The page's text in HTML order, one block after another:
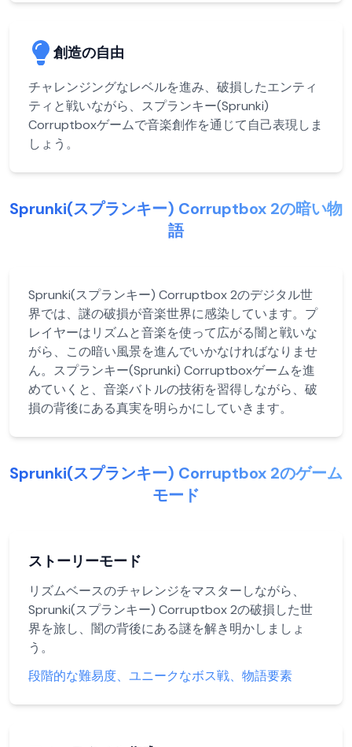
創造の自由
チャレンジングなレベルを進み、破損したエンティ
ティと戦いながら、スプランキー(Sprunki)
Corruptboxゲームで音楽創作を通じて自己表現しま
しょう。
Sprunki(スプランキー) Corruptbox 2の暗い物
語
Sprunki(スプランキー) Corruptbox 2のデジタル世
界では、謎の破損が音楽世界に感染しています。プ
レイヤーはリズムと音楽を使って広がる闇と戦いな
がら、この暗い風景を進んでいかなければなりませ
ん。スプランキー(Sprunki) Corruptboxゲームを進
めていくと、音楽バトルの技術を習得しながら、破
損の背後にある真実を明らかにしていきます。
Sprunki(スプランキー) Corruptbox 2のゲーム
モード
ストーリーモード
リズムベースのチャレンジをマスターしながら、
Sprunki(スプランキー) Corruptbox 2の破損した世
界を旅し、闇の背後にある謎を解き明かしましょ
う。
段階的な難易度、ユニークなボス戦、物語要素